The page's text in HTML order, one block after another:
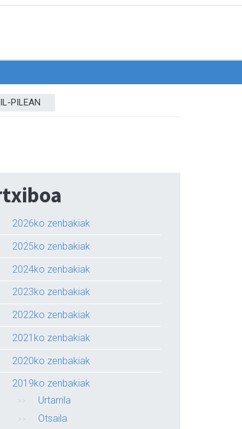
PILEAN
2026ko zenbakiak
2025ko zenbakiak
2024ko zenbakiak
2023ko zenbakiak
2022ko zenbakiak
2021ko zenbakiak
2020ko zenbakiak
2019ko zenbakiak
Urtarrila
Otsaila